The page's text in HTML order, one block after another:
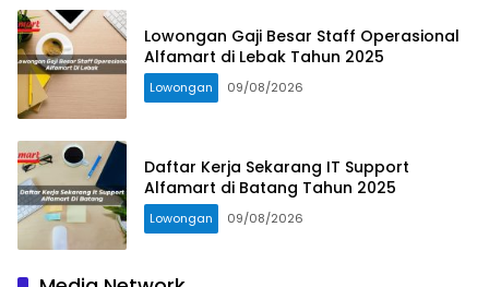
Lowongan Gaji Besar Staff Operasional
Alfamart di Lebak Tahun 2025
Lowongan 09/08/2026
Daftar Kerja Sekarang IT Support
Alfamart di Batang Tahun 2025
Lowongan 09/08/2026